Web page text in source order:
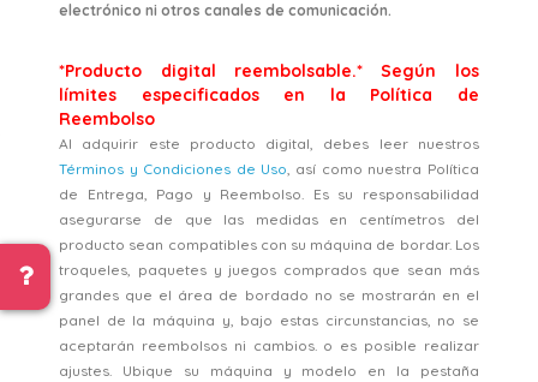
electrónico ni otros canales de comunicación.
*Producto digital reembolsable.* Según los
límites especificados en la Política de
Reembolso
Al adquirir este producto digital, debes leer nuestros
Términos y Condiciones de Uso, así como nuestra Política
de Entrega, Pago y Reembolso. Es su responsabilidad
asegurarse de que las medidas en centímetros del
producto sean compatibles con su máquina de bordar. Los
troqueles, paquetes y juegos comprados que sean más
grandes que el área de bordado no se mostrarán en el
panel de la máquina y, bajo estas circunstancias, no se
aceptarán reembolsos ni cambios. o es posible realizar
ajustes. Ubique su máquina y modelo en la pestaña